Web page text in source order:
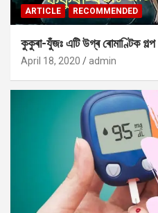
ARTICLE RECOMMENDED
কুকুৰা-যুঁজঃ এটি উগ্ৰ ৰোমাণ্টিক গল্প
April 18, 2020 admin